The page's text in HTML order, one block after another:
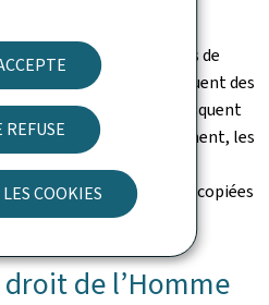
REFUSE
COOKIES
numéros de cartes de
personnels constituent des
Non sécurisés, elles risquent
même vendues. Récemment, les
sur plus d’un million de
SchülerVZ ont été copiées
de l’Homme